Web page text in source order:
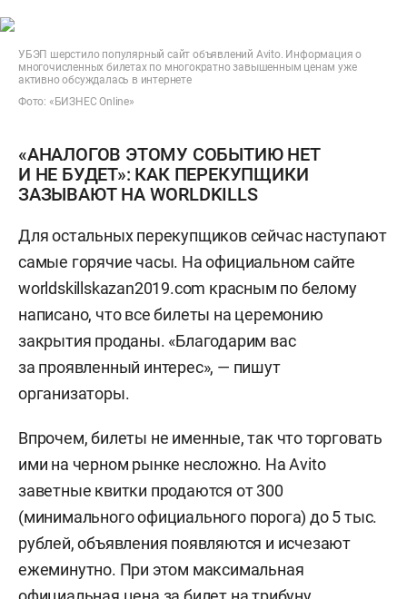
УБЭП шерстило популярный сайт объявлений Avito. Информация о
многочисленных билетах по многократно завышенным ценам уже
активно обсуждалась в интернете
Фото: «БИЗНЕС Online»
«АНАЛОГОВ ЭТОМУ СОБЫТИЮ НЕТ
И НЕ БУДЕТ»: КАК ПЕРЕКУПЩИКИ
ЗАЗЫВАЮТ НА WORLDKILLS
Для остальных перекупщиков сейчас наступают
самые горячие часы. На официальном сайте
worldskillskazan2019.com красным по белому
написано, что все билеты на церемонию
закрытия проданы. «Благодарим вас
за проявленный интерес», — пишут
организаторы.
Впрочем, билеты не именные, так что торговать
ими на черном рынке несложно. На Avito
заветные квитки продаются от 300
(минимального официального порога) до 5 тыс.
рублей, объявления появляются и исчезают
ежеминутно. При этом максимальная